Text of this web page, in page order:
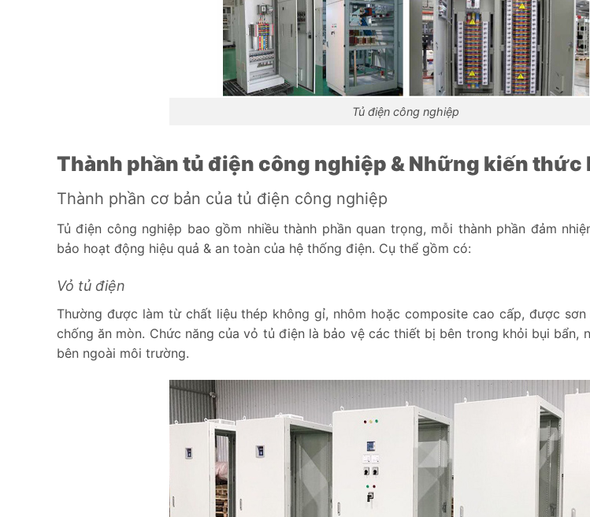
Tủ điện công nghiệp
Thành phần tủ điện công nghiệp & Những kiến thức
Thành phần cơ bản của tủ điện công nghiệp
Tủ điện công nghiệp bao gồm nhiều thành phần quan trọng, mỗi thành phần đảm
bảo hoạt động hiệu quả & an toàn của hệ thống điện. Cụ thể gồm có:
Vỏ tủ điện
Thường được làm từ chất liệu thép không gỉ, nhôm hoặc composite cao cấp, được
chống ăn mòn. Chức năng của vỏ tủ điện là bảo vệ các thiết bị bên trong khỏi bụi bẩn,
bên ngoài môi trường.